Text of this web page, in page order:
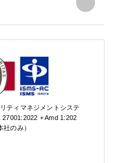
ティマネジメントシステ
+ Amd 1:202
のみ）